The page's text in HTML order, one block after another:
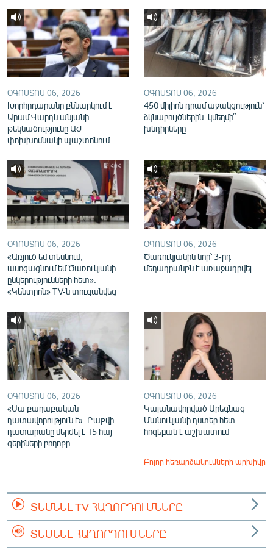
English
Русский
ՀԵՏԵՎԵՔ ՄԵԶ
ՕԳՈՍՏՈՍ 06, 2026
Խորհրդարանը քննարկում է
Արամ Վարդևանյանի
թեկնածությունը ԱԺ
փոխխոսնակի պաշտոնում
ՕԳՈՍՏՈՍ 06, 2026
450 միլիոն դրամ աջակցություն՝
ձկնաբույծներին. կմեղմի՞
խնդիրները
ՕԳՈՍՏՈՍ 06, 2026
«Առյուծ եմ տեսնում,
ասոցացնում եմ Ծառուկյանի
ընկերությունների հետ».
«Կենտրոն» TV-ն տուգանվեց
ՕԳՈՍՏՈՍ 06, 2026
Ծառուկյանին նոր՝ 3-րդ
մեղադրանքն է առաջադրվել
ՕԳՈՍՏՈՍ 06, 2026
«Սա քաղաքական
դատավորություն է». Բաքվի
դատարանը մերժել է 15 հայ
գերիների բողոքը
ՕԳՈՍՏՈՍ 06, 2026
Կալանավորված Արեգնազ
Մանուկյանի դստեր հետ
հոգեբան է աշխատում
Բոլոր հեռարձակումների արխիվը
ՏԵՍՆԵԼ TV ՀԱՂՈՐԴՈՒՄՆԵՐԸ
ՏԵՍՆԵԼ ՀԱՂՈՐԴՈՒՄՆԵՐԸ